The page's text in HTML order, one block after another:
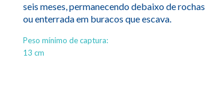
seis meses, permanecendo debaixo de rochas
ou enterrada em buracos que escava.
Peso mínimo de captura:
13 cm